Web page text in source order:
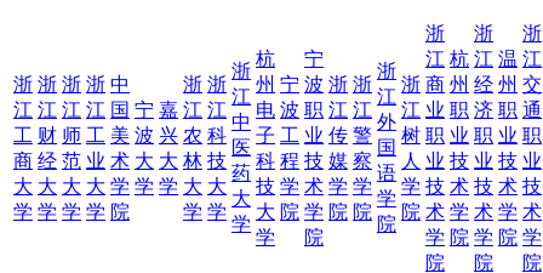
浙
江
工
商
大
学
浙
江
财
经
大
学
浙
江
师
范
大
学
浙
江
工
业
大
学
中
国
美
术
学
院
宁
波
大
学
嘉
兴
大
学
浙
江
农
林
大
学
浙
江
科
技
大
学
浙
江
中
医
药
大
学
杭
州
电
子
科
技
大
学
宁
波
工
程
学
院
宁
波
职
业
技
术
学
院
浙
江
传
媒
学
院
浙
江
警
察
学
院
浙
江
外
国
语
学
院
浙
江
树
人
学
院
浙
江
商
业
职
业
技
术
学
院
杭
州
职
业
技
术
学
院
浙
江
经
济
职
业
技
术
学
院
温
州
职
业
技
术
学
院
浙
江
交
通
职
业
技
术
学
院